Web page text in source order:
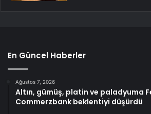
En Güncel Haberler
Ağustos 7, 2026
Altın, gümüş, platin ve paladyuma
Commerzbank beklentiyi düşürdü